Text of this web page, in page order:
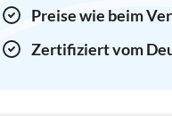
Preise wie beim
Zertifiziert vom